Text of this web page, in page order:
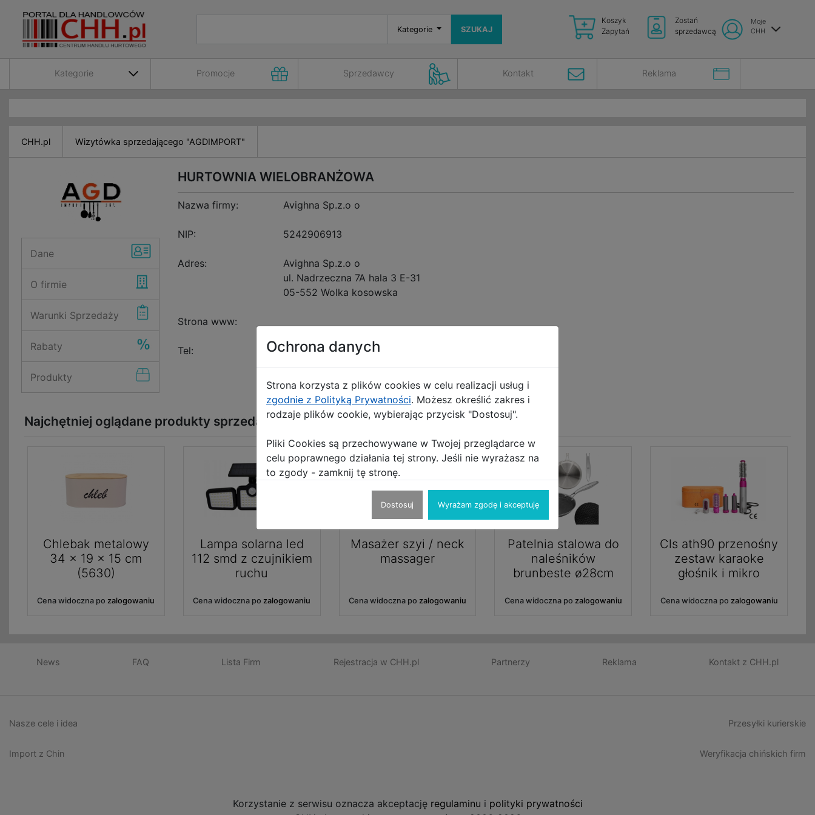
Kategorie SZUKAJ
Koszyk
Zapytań
Zostań
sprzedawcą
Moje
CHH
Kategorie Promocje Sprzedawcy Kontakt Reklama
CHH.pl Wizytówka sprzedającego "AGDIMPORT"
Dane
O firmie
Warunki Sprzedaży
Rabaty
Produkty
HURTOWNIA WIELOBRANŻOWA
Nazwa firmy: Avighna Sp.z.o o
NIP: 5242906913
Adres:
Avighna Sp.z.o o
ul. Nadrzeczna 7A hala 3 E-31
05-552 Wolka kosowska
Strona www:
Tel: +48 690553087 , 690432130
Najchętniej oglądane produkty sprzedającego
Chlebak metalowy
34 x 19 x 15 cm
(5630)
Cena widoczna po zalogowaniu
Lampa solarna led
112 smd z czujnikiem
ruchu
Cena widoczna po zalogowaniu
Masażer szyi / neck
massager
Cena widoczna po zalogowaniu
Patelnia stalowa do
naleśników
brunbeste ø28cm
Cena widoczna po zalogowaniu
Cls ath90 przenośny
zestaw karaoke
głośnik i mikro
Cena widoczna po zalogowaniu
News FAQ Lista Firm Rejestracja w CHH.pl Partnerzy Reklama Kontakt z CHH.pl
Nasze cele i idea
Import z Chin
Przesyłki kurierskie
Weryfikacja chińskich firm
Korzystanie z serwisu oznacza akceptację regulaminu i polityki prywatności
Ochrona danych
Strona korzysta z plików cookies w celu realizacji usług i
zgodnie z Polityką Prywatności. Możesz określić zakres i
rodzaje plików cookie, wybierając przycisk "Dostosuj".
Pliki Cookies są przechowywane w Twojej przeglądarce w
celu poprawnego działania tej strony. Jeśli nie wyrażasz na
to zgody - zamknij tę stronę.
Dostosuj Wyrażam zgodę i akceptuję